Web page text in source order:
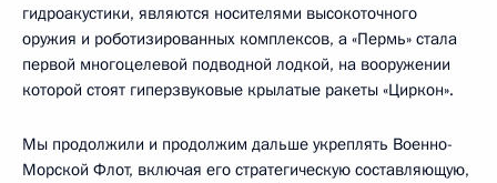
гидроакустики, являются носителями высокоточного
оружия и роботизированных комплексов, а «Пермь» стала
первой многоцелевой подводной лодкой, на вооружении
которой стоят гиперзвуковые крылатые ракеты «Циркон».
Мы продолжили и продолжим дальше укреплять Военно-
Морской Флот, включая его стратегическую составляющую,